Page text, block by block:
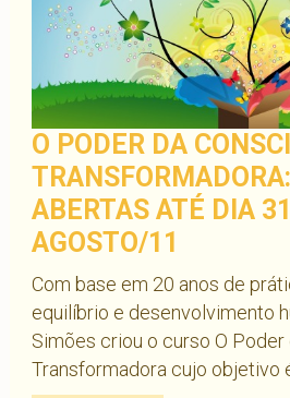
O PODER DA
ABERTAS ATÉ DIA
AGOSTO/11
Com base em 20 anos de
equilíbrio e desenvolvimento
Simões criou o curso O
Transformadora cujo objetivo